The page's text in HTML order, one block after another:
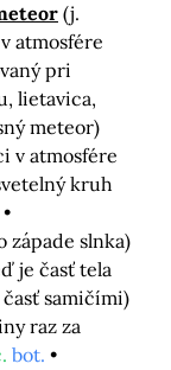
(j.
atmosfére
pri
lietavica,
meteor)
v atmosfére
kruh
západe slnka)
je časť tela
samičími)
raz za
bot.